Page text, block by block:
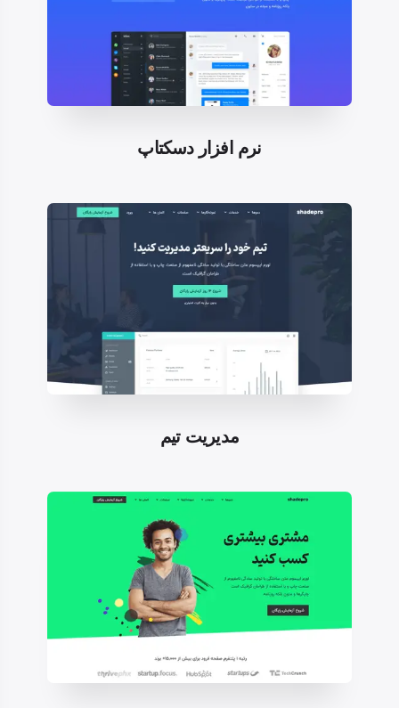
نرم افزار دسکتاپ
مدیریت تیم